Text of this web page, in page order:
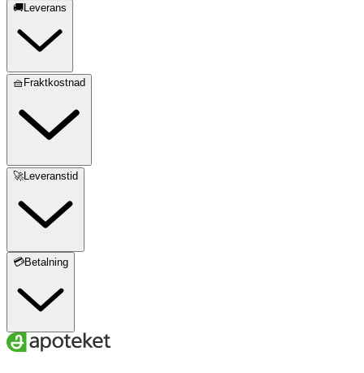
🚚Leverans
🧺Fraktkostnad
🚀Leveranstid
💳Betalning